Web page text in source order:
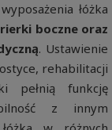
łóżka
boczne oraz
. Ustawienie
rehabilitacji
pełnią funkcję
z innym